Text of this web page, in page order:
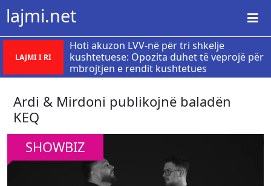
lajmi.net
LAJMI I RI
Hoti akuzon LVV-në për tri shkelje
kushtetuese: Opozita duhet të veprojë për
mbrojtjen e rendit kushtetues
Ardi & Mirdoni publikojnë baladën
KEQ
SHOWBIZ